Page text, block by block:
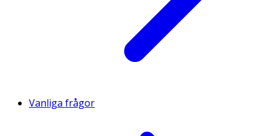
Vanliga frågor